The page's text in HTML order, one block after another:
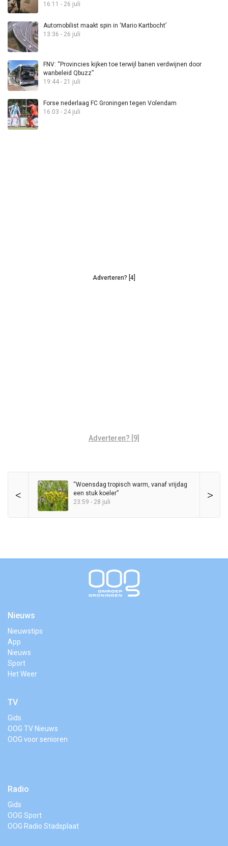
16:11 - 26 juli
Automobilist maakt spin in ‘Mario Kartbocht’
13:36 - 26 juli
FNV: “Provincies kijken toe terwijl banen verdwijnen door
wanbeleid Qbuzz”
19:44 - 21 juli
Forse nederlaag FC Groningen tegen Volendam
16:03 - 24 juli
Adverteren? [4]
Adverteren? [9]
< >
“Woensdag tropisch warm, vanaf vrijdag
een stuk koeler”
23:59 - 28 juli
Nieuws
Nieuwstips
App
Nieuws
Sport
Het Weer
TV
Gids
OOG TV Nieuws
OOG voor senioren
Radio
Gids
OOG Sport
OOG Radio Stadsplaat